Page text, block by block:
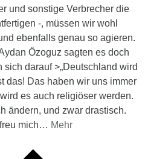
und sonstige Verbrecher die
-, müssen wir wohl
ebenfalls genau so agieren.
Özoguz sagten es doch
darauf >„Deutschland wird
das! Das haben wir uns immer
es auch religiöser werden.
ändern, und zwar drastisch.
mich… Mehr